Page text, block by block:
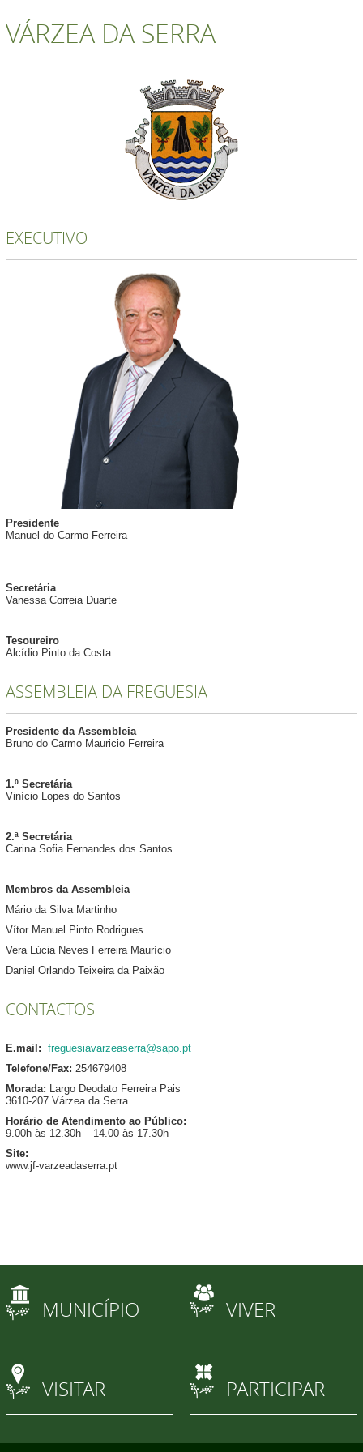
VÁRZEA DA SERRA
EXECUTIVO
Presidente
Manuel do Carmo Ferreira
Secretária
Vanessa Correia Duarte
Tesoureiro
Alcídio Pinto da Costa
ASSEMBLEIA DA FREGUESIA
Presidente da Assembleia
Bruno do Carmo Mauricio Ferreira
1.º Secretária
Vinício Lopes do Santos
2.ª Secretária
Carina Sofia Fernandes dos Santos
Membros da Assembleia
Mário da Silva Martinho
Vítor Manuel Pinto Rodrigues
Vera Lúcia Neves Ferreira Maurício
Daniel Orlando Teixeira da Paixão
CONTACTOS
E.mail: freguesiavarzeaserra@sapo.pt
Telefone/Fax: 254679408
Morada: Largo Deodato Ferreira Pais
3610-207 Várzea da Serra
Horário de Atendimento ao Público:
9.00h às 12.30h – 14.00 às 17.30h
Site:
www.jf-varzeadaserra.pt
MUNICÍPIO VIVER
VISITAR PARTICIPAR